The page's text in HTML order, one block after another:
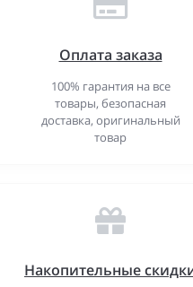
Оплата заказа
100% гарантия на все
товары, безопасная
доставка, оригинальный
товар
Накопительные